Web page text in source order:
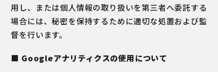
用し、または個人情報の取り扱いを第三者へ委託する
場合には、秘密を保持するために適切な処置および監
督を行います。
■ Googleアナリティクスの使用について